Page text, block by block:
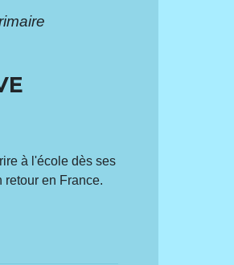
à l'école dès ses
en France.